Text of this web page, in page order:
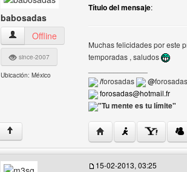
babosadas
babosadas Ver perfil del usuario
Offline
since-2007
Ubicación: México
Título del mensaje:
Muchas felicidades por este
temporadas , saludos
/forosadas @forosadas
forosadas@hotmail.fr
"Tu mente es tu límite"
↑ Visitar sitio web del
15-02-2013, 03:25